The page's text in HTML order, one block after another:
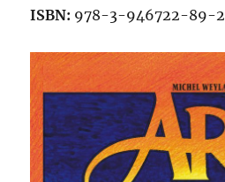
ISBN: 978-3-946722-89-2